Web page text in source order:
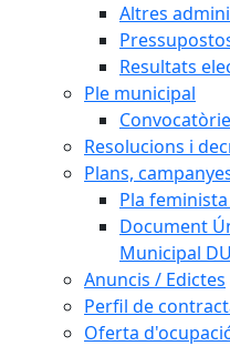
Altres
Resultats
Ple municipal
Resolucions i
Plans,
Pla
Document
Municipal
Anuncis / Edictes
Perfil de
Oferta